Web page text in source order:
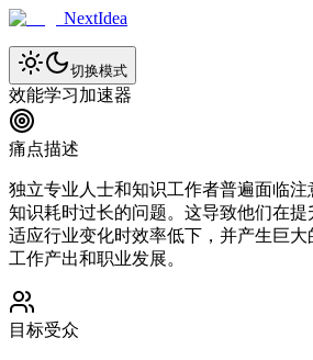
NextIdea
切换模式
效能学习加速器
痛点描述
独立专业人士和知识工作者普遍面临
知识耗时过长的问题。这导致他们在
适应行业变化时效率低下，并产生巨
工作产出和职业发展。
目标受众